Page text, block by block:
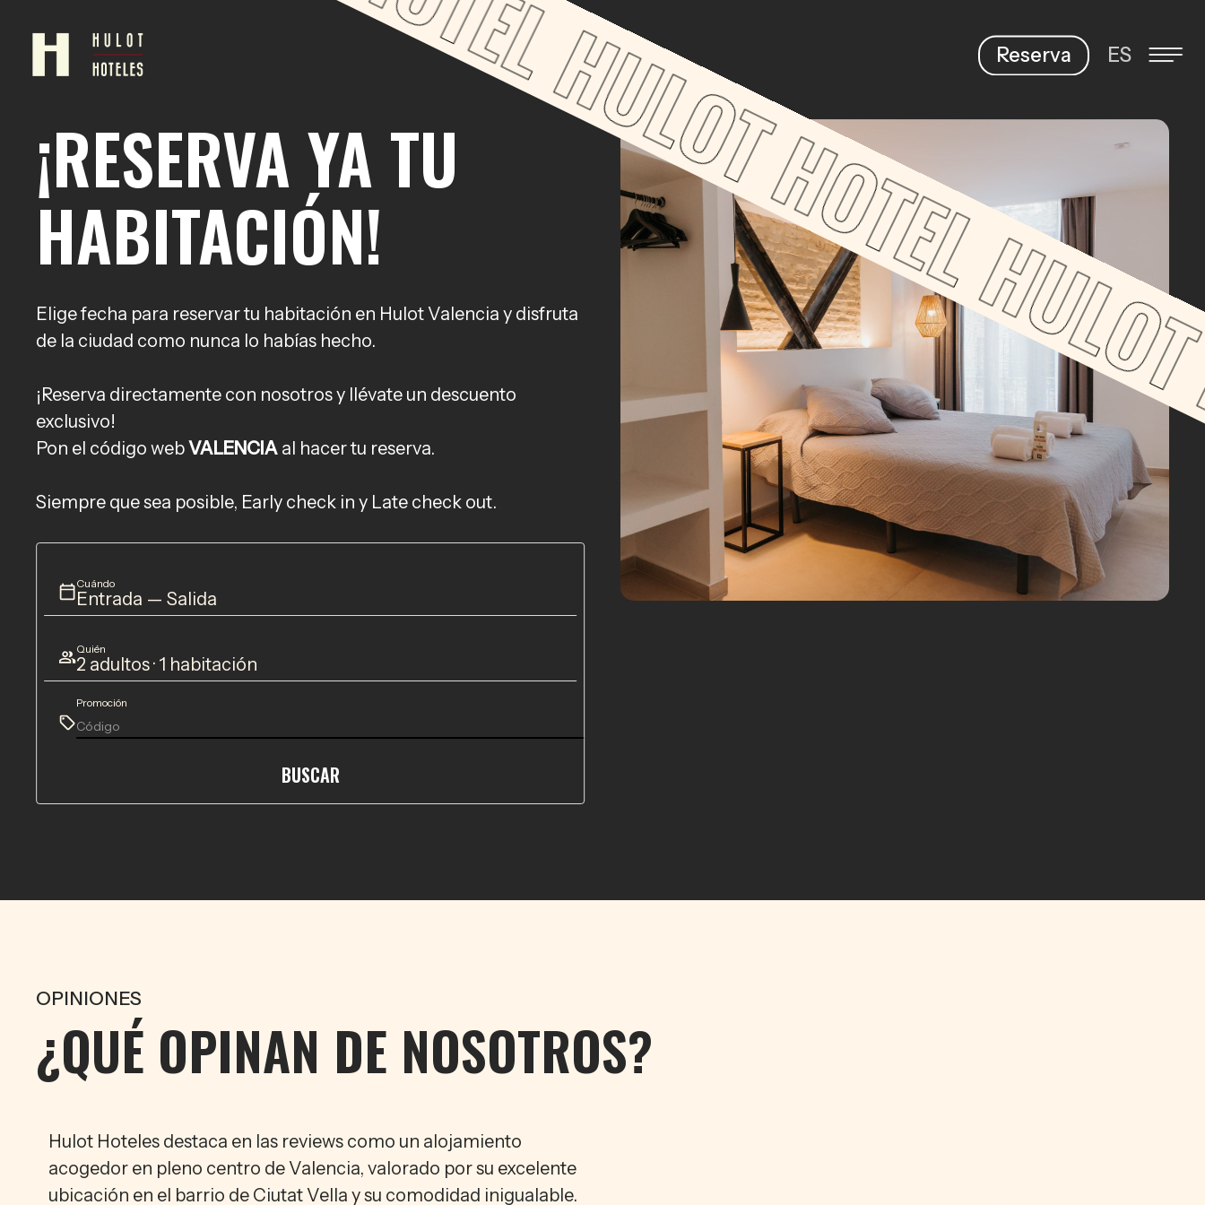
Reserva ES Menu
HULOT HOTEL
¡RESERVA YA TU
HABITACIÓN!
Elige fecha para reservar tu habitación en Hulot Valencia y disfruta
de la ciudad como nunca lo habías hecho.
¡Reserva directamente con nosotros y llévate un descuento
exclusivo!
Pon el código webVALENCIA al hacer tu reserva.
Siempre que sea posible, Early check in y Late check out.
Cuándo
Entrada — Salida
Quién
2 adultos · 1 habitación
Promoción
BUSCAR
OPINIONES
¿QUÉ OPINAN DE NOSOTROS?
Hulot Hoteles destaca en las reviews como un alojamiento
acogedor en pleno centro de Valencia, valorado por su excelente
ubicación en el barrio de Ciutat Vella y su comodidad inigualable.